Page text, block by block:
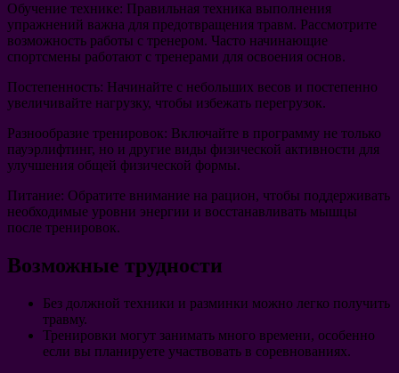
Обучение технике: Правильная техника выполнения
упражнений важна для предотвращения травм. Рассмотрите
возможность работы с тренером. Часто начинающие
спортсмены работают с тренерами для освоения основ.
Постепенность: Начинайте с небольших весов и постепенно
увеличивайте нагрузку, чтобы избежать перегрузок.
Разнообразие тренировок: Включайте в программу не только
пауэрлифтинг, но и другие виды физической активности для
улучшения общей физической формы.
Питание: Обратите внимание на рацион, чтобы поддерживать
необходимые уровни энергии и восстанавливать мышцы
после тренировок.
Возможные трудности
Без должной техники и разминки можно легко получить
травму.
Тренировки могут занимать много времени, особенно
если вы планируете участвовать в соревнованиях.